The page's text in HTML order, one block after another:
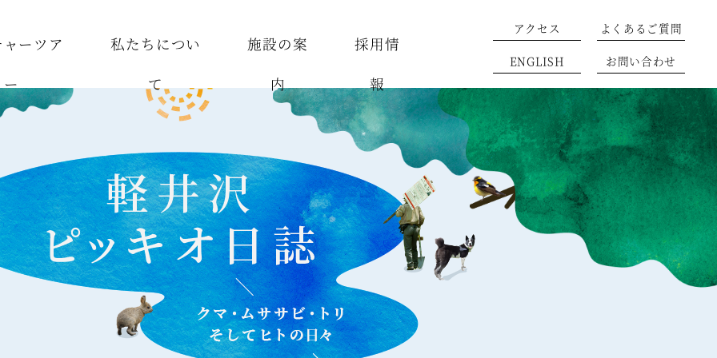
ーツア
ー
私たちについ
て
施設の案
内
採用情
報
アクセス よくあるご質問
ENGLISH お問い合わせ